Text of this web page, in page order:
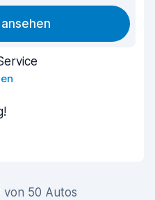
von 50 Autos